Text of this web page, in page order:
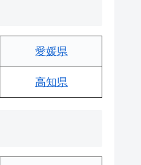
愛媛県
高知県